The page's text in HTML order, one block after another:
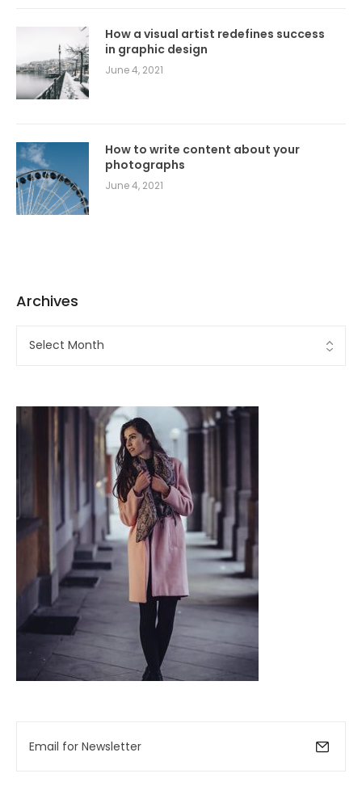
How a visual artist redefines success
in graphic design
June 4, 2021
How to write content about your
photographs
June 4, 2021
Archives